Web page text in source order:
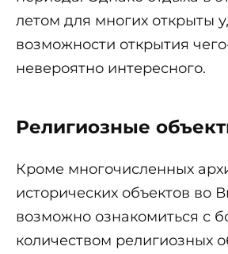
летом для многих открыты
возможности открытия
невероятно интересного.
Религиозные
Кроме многочисленных
исторических объектов во
возможно ознакомиться с
количеством религиозных